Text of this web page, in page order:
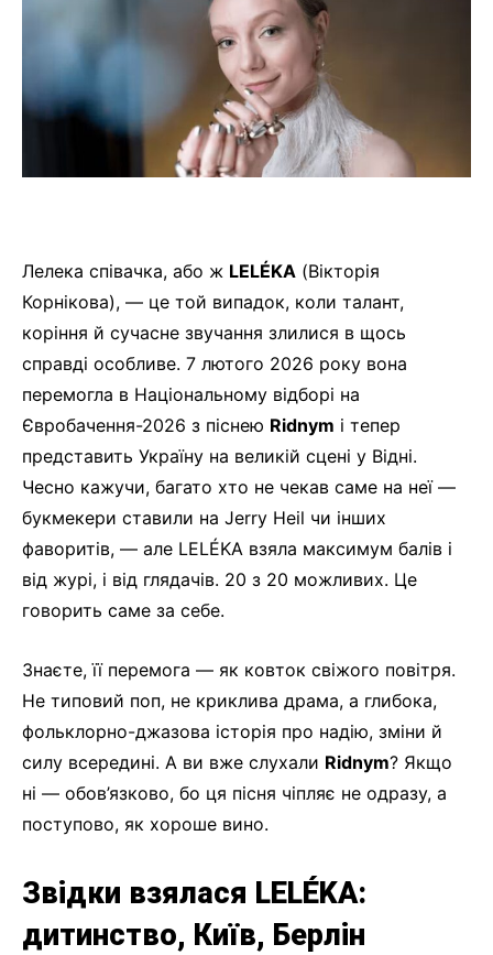
Лелека співачка, або ж LELÉKA (Вікторія
Корнікова), — це той випадок, коли талант,
коріння й сучасне звучання злилися в щось
справді особливе. 7 лютого 2026 року вона
перемогла в Національному відборі на
Євробачення-2026 з піснею Ridnym і тепер
представить Україну на великій сцені у Відні.
Чесно кажучи, багато хто не чекав саме на неї —
букмекери ставили на Jerry Heil чи інших
фаворитів, — але LELÉKA взяла максимум балів і
від журі, і від глядачів. 20 з 20 можливих. Це
говорить саме за себе.
Знаєте, її перемога — як ковток свіжого повітря.
Не типовий поп, не криклива драма, а глибока,
фольклорно-джазова історія про надію, зміни й
силу всередині. А ви вже слухали Ridnym? Якщо
ні — обов’язково, бо ця пісня чіпляє не одразу, а
поступово, як хороше вино.
Звідки взялася LELÉKA:
дитинство, Київ, Берлін